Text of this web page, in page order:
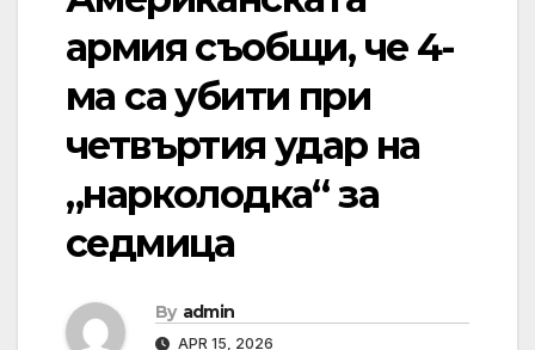
армия съобщи, че 4-
ма са убити при
четвъртия удар на
„нарколодка“ за
седмица
By admin
APR 15, 2026